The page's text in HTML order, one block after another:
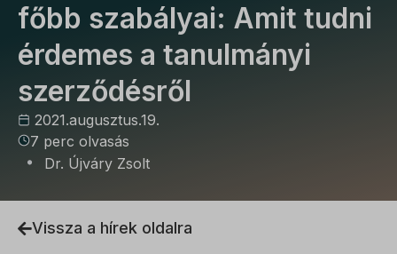
főbb szabályai: Amit tudni
érdemes a tanulmányi
szerződésről
2021.augusztus.19.
7 perc olvasás
Dr. Újváry Zsolt
Vissza a hírek oldalra